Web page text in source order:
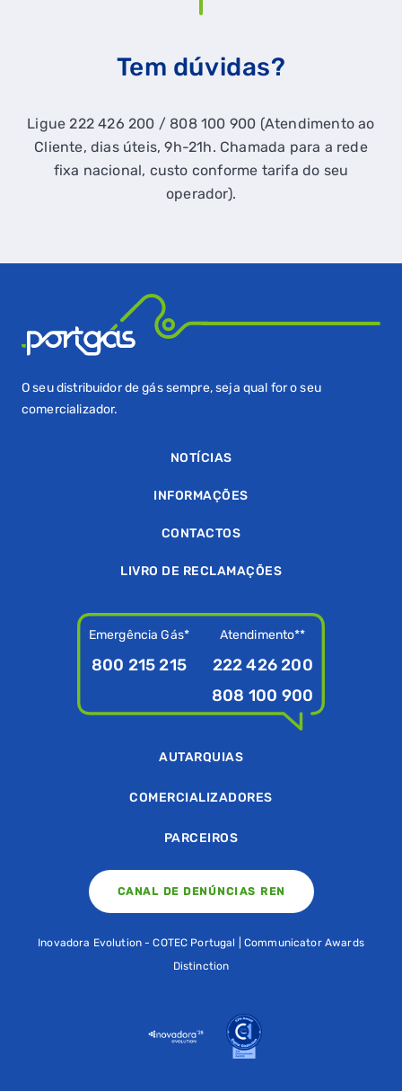
Tem dúvidas?
Ligue 222 426 200 / 808 100 900 (Atendimento ao
Cliente, dias úteis, 9h-21h. Chamada para a rede
fixa nacional, custo conforme tarifa do seu
operador).
O seu distribuidor de gás sempre, seja qual for o seu
comercializador.
NOTÍCIAS
INFORMAÇÕES
CONTACTOS
LIVRO DE RECLAMAÇÕES
Emergência Gás*
800 215 215
Atendimento**
222 426 200
808 100 900
AUTARQUIAS
COMERCIALIZADORES
PARCEIROS
CANAL DE DENÚNCIAS REN
Inovadora Evolution - COTEC Portugal | Communicator Awards
Distinction